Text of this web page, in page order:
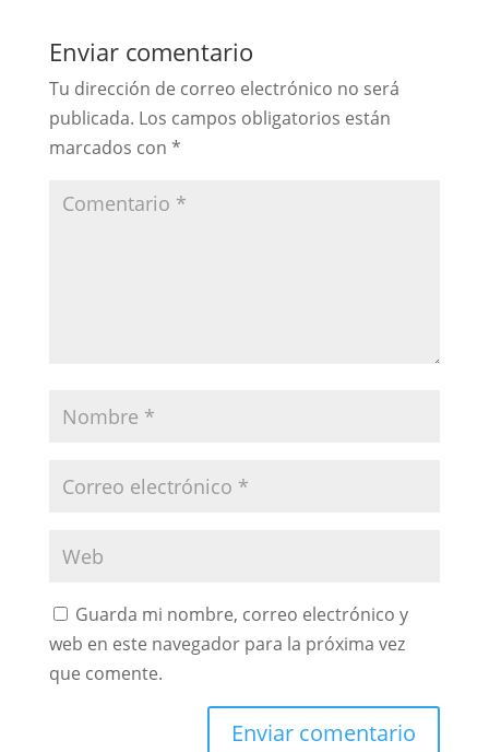
Enviar comentario
Tu dirección de correo electrónico no será
publicada. Los campos obligatorios están
marcados con *
Guarda mi nombre, correo electrónico y
web en este navegador para la próxima vez
que comente.